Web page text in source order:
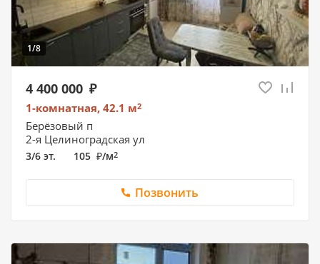
1/8
4 400 000
1-комнатная, 42.1 м2
Берёзовый п
2-я Целиноградская ул
3/6 эт. 105 /м2
Позвонить